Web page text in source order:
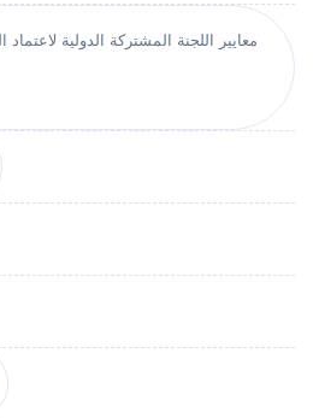
معايير اللجنة المشتركة الدولية